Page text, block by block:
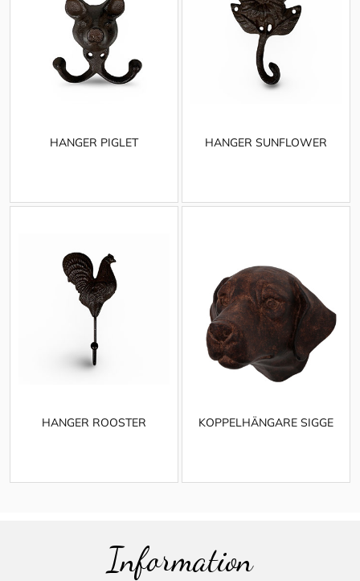
HANGER PIGLET HANGER SUNFLOWER
HANGER ROOSTER KOPPELHÄNGARE SIGGE
Information